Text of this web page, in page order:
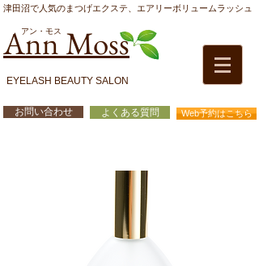
EYELASH BEAUTY SALON
アン・モス
Ann Moss
Web予約はこちら
津田沼で人気のまつげエクステ、エアリーボリュームラッシュ
よくある質問
お問い合わせ